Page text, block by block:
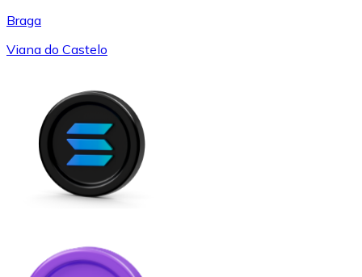
Braga
Viana do Castelo